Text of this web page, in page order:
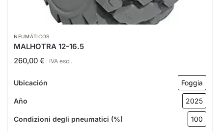
NEUMÁTICOS
MALHOTRA 12-16.5
260,00 € IVA escl.
Ubicación Foggia
Año 2025
Condizioni degli pneumatici (%) 100